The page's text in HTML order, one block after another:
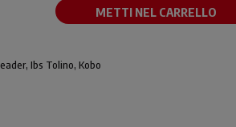
METTI NEL CARRELLO
Ibs Tolino, Kobo